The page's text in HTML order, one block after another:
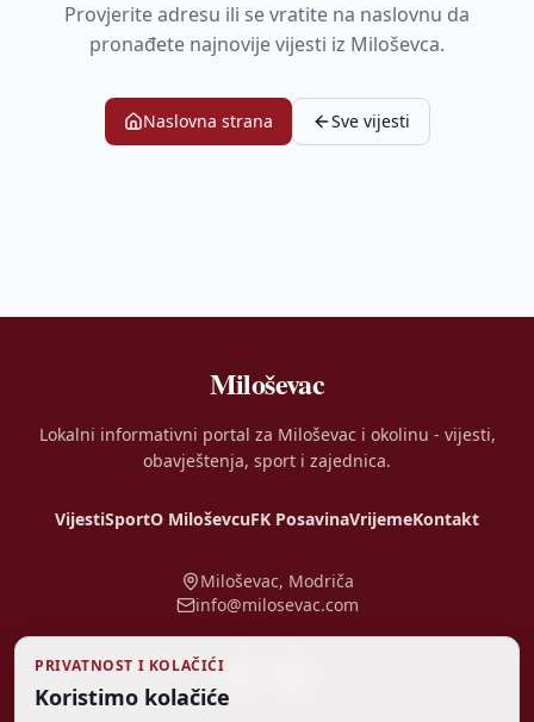
Provjerite adresu ili se vratite na naslovnu da
pronađete najnovije vijesti iz Miloševca.
Naslovna strana Sve vijesti
Miloševac
Lokalni informativni portal za Miloševac i okolinu - vijesti,
obavještenja, sport i zajednica.
VijestiSportO MiloševcuFK PosavinaVrijemeKontakt
Miloševac, Modriča
info@milosevac.com
PRIVATNOST I KOLAČIĆI
Koristimo kolačiće